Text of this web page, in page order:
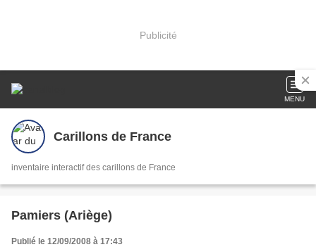
Publicité
MENU
Carillons de France
inventaire interactif des carillons de France
Pamiers (Ariège)
Publié le 12/09/2008 à 17:43